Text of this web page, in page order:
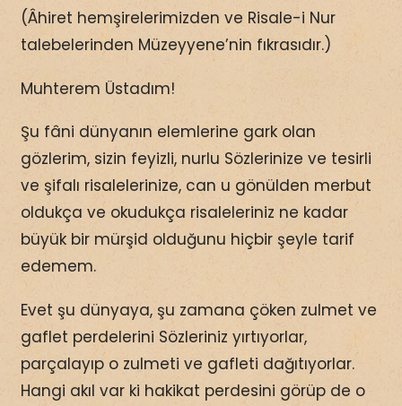
(Âhiret hemşirelerimizden ve Risale-i Nur
talebelerinden Müzeyyene’nin fıkrasıdır.)
Muhterem Üstadım!
Şu fâni dünyanın elemlerine gark olan
gözlerim, sizin feyizli, nurlu Sözlerinize ve tesirli
ve şifalı risalelerinize, can u gönülden merbut
oldukça ve okudukça risaleleriniz ne kadar
büyük bir mürşid olduğunu hiçbir şeyle tarif
edemem.
Evet şu dünyaya, şu zamana çöken zulmet ve
gaflet perdelerini Sözleriniz yırtıyorlar,
parçalayıp o zulmeti ve gafleti dağıtıyorlar.
Hangi akıl var ki hakikat perdesini görüp de o